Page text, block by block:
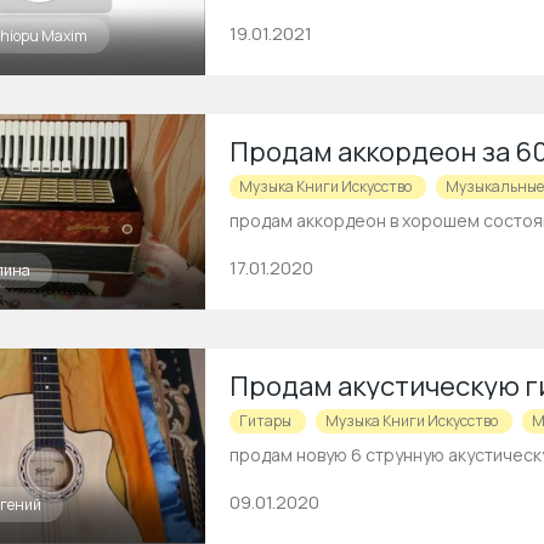
Maxim 19.01.2021
Продам аккордеон за
Музыка Книги Искусство
продам аккордеон в хорошем
17.01.2020
Продам акустическую
Гитары Музыка Книги Искусство
продам новую 6 струнную
09.01.2020